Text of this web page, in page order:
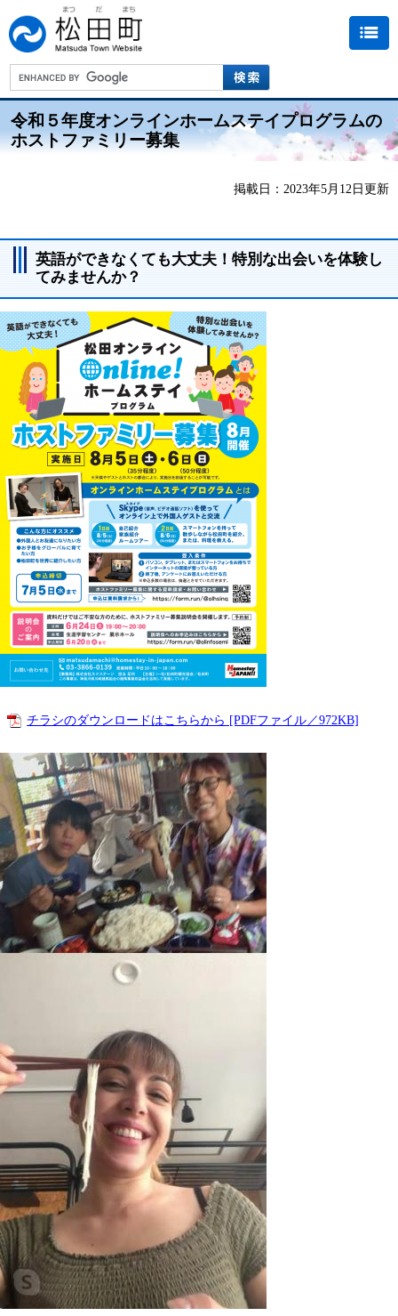
令和５年度オンラインホームステイプログラムの
ホストファミリー募集
掲載日：2023年5月12日更新
英語ができなくても大丈夫！特別な出会いを体験し
てみませんか？
チラシのダウンロードはこちらから [PDFファイル／972KB]